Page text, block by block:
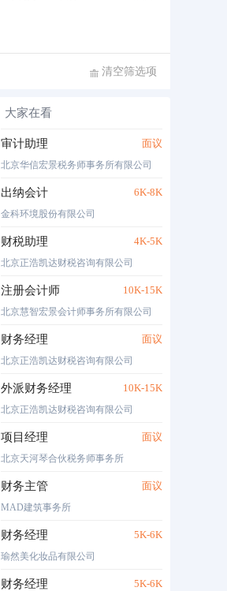
清空筛选项
大家在看
审计助理 面议
北京华信宏景税务师事务所有限公司
出纳会计 6K-8K
金科环境股份有限公司
财税助理 4K-5K
北京正浩凯达财税咨询有限公司
注册会计师 10K-15K
北京慧智宏景会计师事务所有限公司
财务经理 面议
北京正浩凯达财税咨询有限公司
外派财务经理 10K-15K
北京正浩凯达财税咨询有限公司
项目经理 面议
北京天河琴合伙税务师事务所
财务主管 面议
MAD建筑事务所
财务经理 5K-6K
瑜然美化妆品有限公司
财务经理 5K-6K